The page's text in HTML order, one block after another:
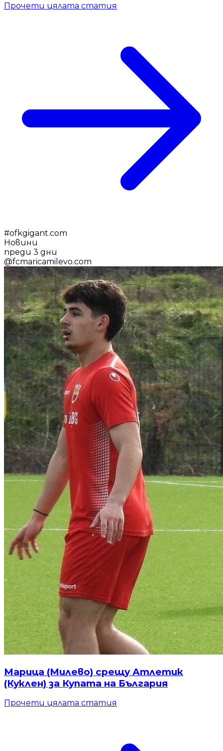
Прочети цялата статия
#ofkgigant.com
Новини
преди 3 дни
@fcmaricamilevo.com
Марица (Милево) срещу Атлетик
(Куклен) за Купата на България
Прочети цялата статия